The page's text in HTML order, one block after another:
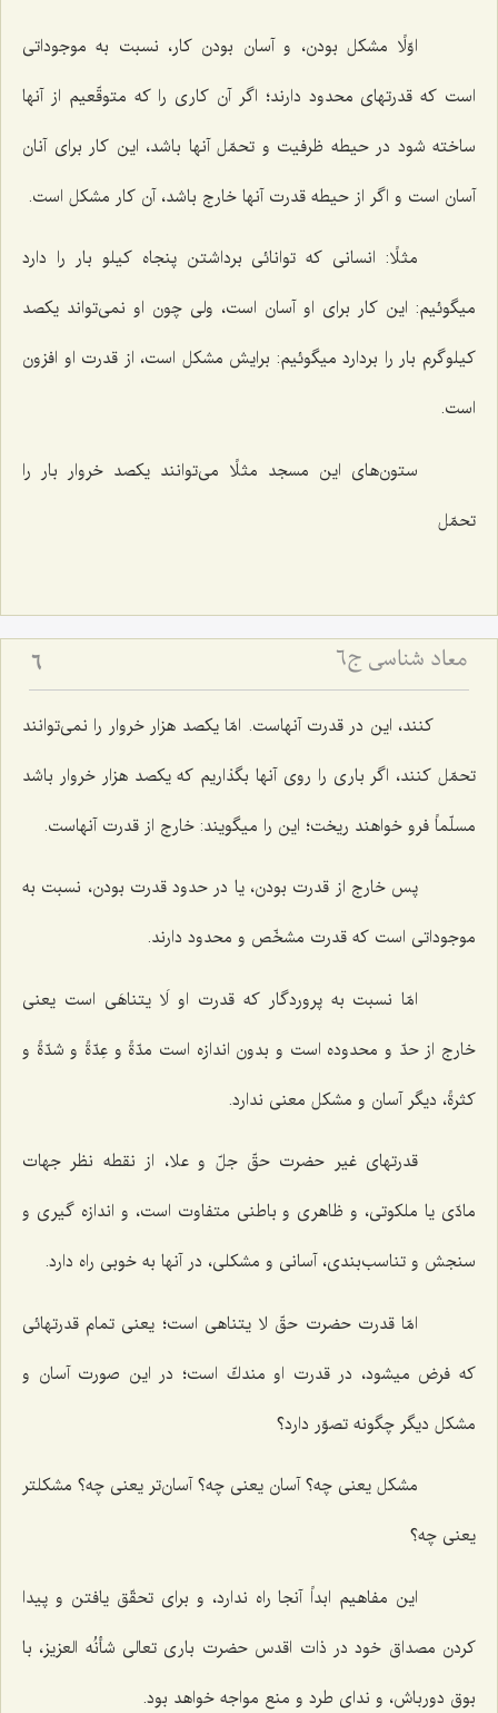
اوّلًا مشكل بودن، و آسان بودن كار، نسبت به موجوداتى
است كه قدرتهاى محدود دارند؛ اگر آن كارى را كه متوقّعیم از آنها
ساخته شود در حیطه ظرفیت و تحمّل آنها باشد، این كار براى آنان
آسان است و اگر از حیطه قدرت آنها خارج باشد، آن كار مشكل است.
مثلًا: انسانى كه توانائى برداشتن پنجاه كیلو بار را دارد
میگوئیم: این كار براى او آسان است، ولى چون او نمى‌تواند یكصد
كیلوگرم بار را بردارد میگوئیم: برایش مشكل است، از قدرت او افزون
است.
ستون‌هاى این مسجد مثلًا مى‌توانند یكصد خروار بار را
تحمّل‌
معاد شناسی ج6 6
كنند، این در قدرت آنهاست. امّا یكصد هزار خروار را نمى‌توانند
تحمّل كنند، اگر بارى را روى آنها بگذاریم كه یكصد هزار خروار باشد
مسلّماً فرو خواهند ریخت؛ این را میگویند: خارج از قدرت آنهاست.
پس خارج از قدرت بودن، یا در حدود قدرت بودن، نسبت به
موجوداتى است كه قدرت مشخّص و محدود دارند.
امّا نسبت به پروردگار كه قدرت او لَا یتناهَى است یعنى
خارج از حدّ و محدوده است و بدون اندازه است مدّةً و عِدّةً و شدّةً و
كثرةً، دیگر آسان و مشكل معنى ندارد.
قدرتهاى غیر حضرت حقّ جلّ و علا، از نقطه نظر جهات
مادّى یا ملكوتى، و ظاهرى و باطنى متفاوت است، و اندازه گیرى و
سنجش و تناسب‌بندى، آسانى و مشكلى، در آنها به خوبى راه دارد.
امّا قدرت حضرت حقّ لا یتناهى است؛ یعنى تمام قدرتهائى
كه فرض میشود، در قدرت او مندكّ است؛ در این صورت آسان و
مشكل دیگر چگونه تصوّر دارد؟
مشكل یعنى چه؟ آسان یعنى چه؟ آسان‌تر یعنى چه؟ مشكلتر
یعنى چه؟
این مفاهیم ابداً آنجا راه ندارد، و براى تحقّق یافتن و پیدا
كردن مصداق خود در ذات اقدس حضرت بارى تعالى شأنُه العزیز، با
بوق دورباش، و نداى طرد و منع مواجه خواهد بود.